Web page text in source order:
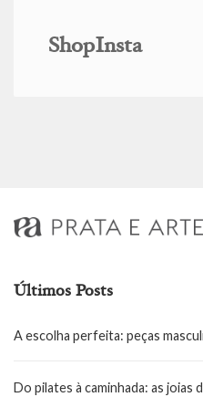
ShopInsta
Últimos Posts
A escolha perfeita: peças
Do pilates à caminhada: as joias